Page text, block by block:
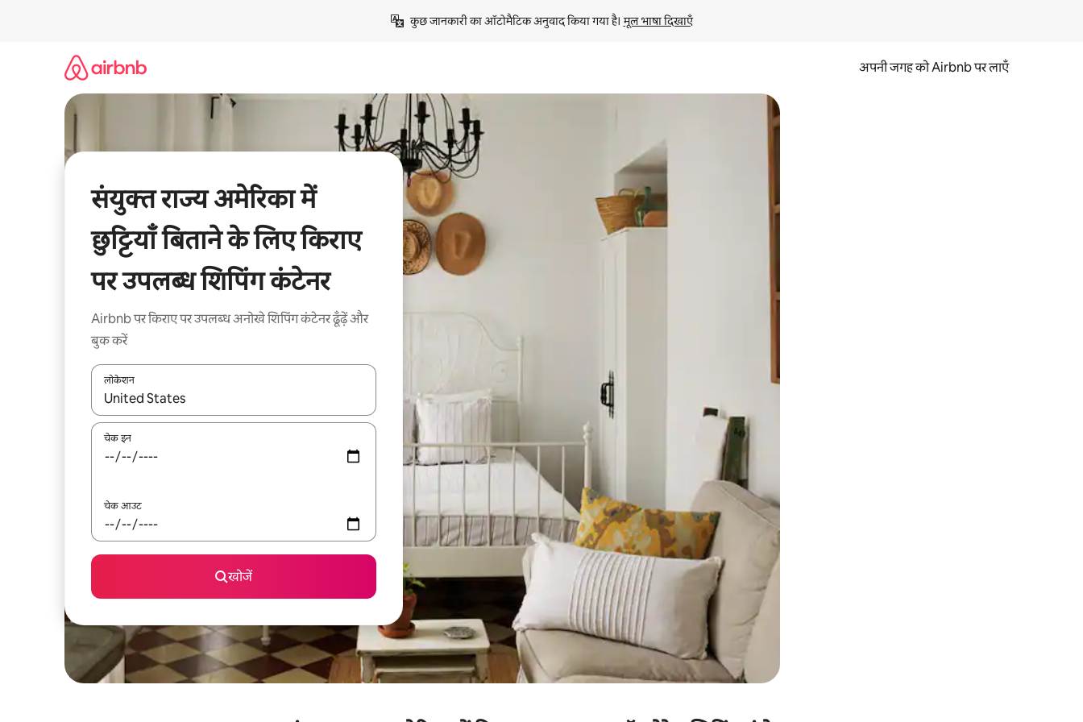
कुछ जानकारी का ऑटोमैटिक अनुवाद किया गया है। मूल भाषा दिखाएँ
अपनी जगह को Airbnb पर लाएँ
संयुक्त राज्य अमेरिका में
छुट्टियाँ बिताने के लिए किराए
पर उपलब्ध शिपिंग कंटेनर
Airbnb पर किराए पर उपलब्ध अनोखे शिपिंग कंटेनर ढूँढ़ें और
बुक करें
लोकेशन
नतीजों के उपलब्ध होने पर, अप और डाउन 'ऐरो की' का इस्तेमाल करके नेविगेट करें या टच या फिर स्वाइप जेस्चर का इस्तेमाल करके एक्सप्लोर करें।
चेक इन
चेक आउट
खोजें